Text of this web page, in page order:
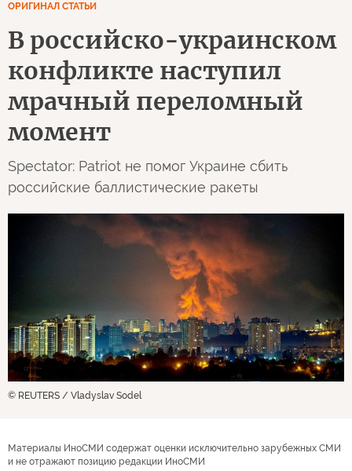
ОРИГИНАЛ СТАТЬИ
В российско-украинском
конфликте наступил
мрачный переломный
момент
Spectator: Patriot не помог Украине сбить
российские баллистические ракеты
© REUTERS / Vladyslav Sodel
Материалы ИноСМИ содержат оценки исключительно зарубежных СМИ
и не отражают позицию редакции ИноСМИ